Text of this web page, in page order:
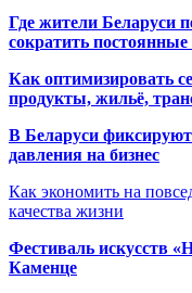
Где жители Беларуси
сократить
Как оптимизировать
продукты, жильё,
В Беларуси
давления на бизнес
Как экономить на
качества жизни
Фестиваль искусств
Каменце